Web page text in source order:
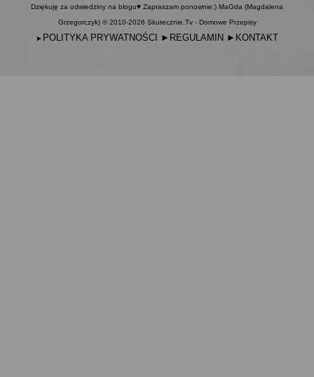
Dziękuję za odwiedziny na blogu♥ Zapraszam ponownie:) MaGda (Magdalena
Grzegorczyk) © 2010-2026 Skutecznie.Tv - Domowe Przepisy
► POLITYKA PRYWATNOŚCI ► REGULAMIN ► KONTAKT